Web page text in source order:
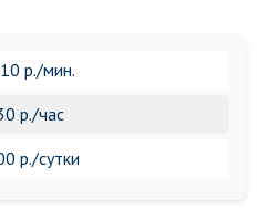
р./мин.
р./час
р./сутки